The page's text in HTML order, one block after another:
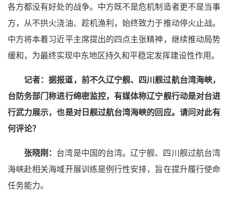
各方都没有好处的战争。中方既不是危机制造者更不是当事
方，从不拱火浇油、趁机渔利，始终致力于推动停火止战。
中方将本着习近平主席提出的四点主张精神，继续推动局势
缓和，为最终实现中东地区持久和平稳定发挥建设性作用。
记者：据报道，前不久辽宁舰、四川舰过航台湾海峡，
台防务部门称进行绵密监控，有媒体称辽宁舰行动是对台进
行武力展示，也是对日舰过航台湾海峡的回应。请问对此有
何评论？
张晓刚： 台湾是中国的台湾。辽宁舰、四川舰过航台湾
海峡赴相关海域开展训练是例行性安排，旨在提升履行使命
任务能力。